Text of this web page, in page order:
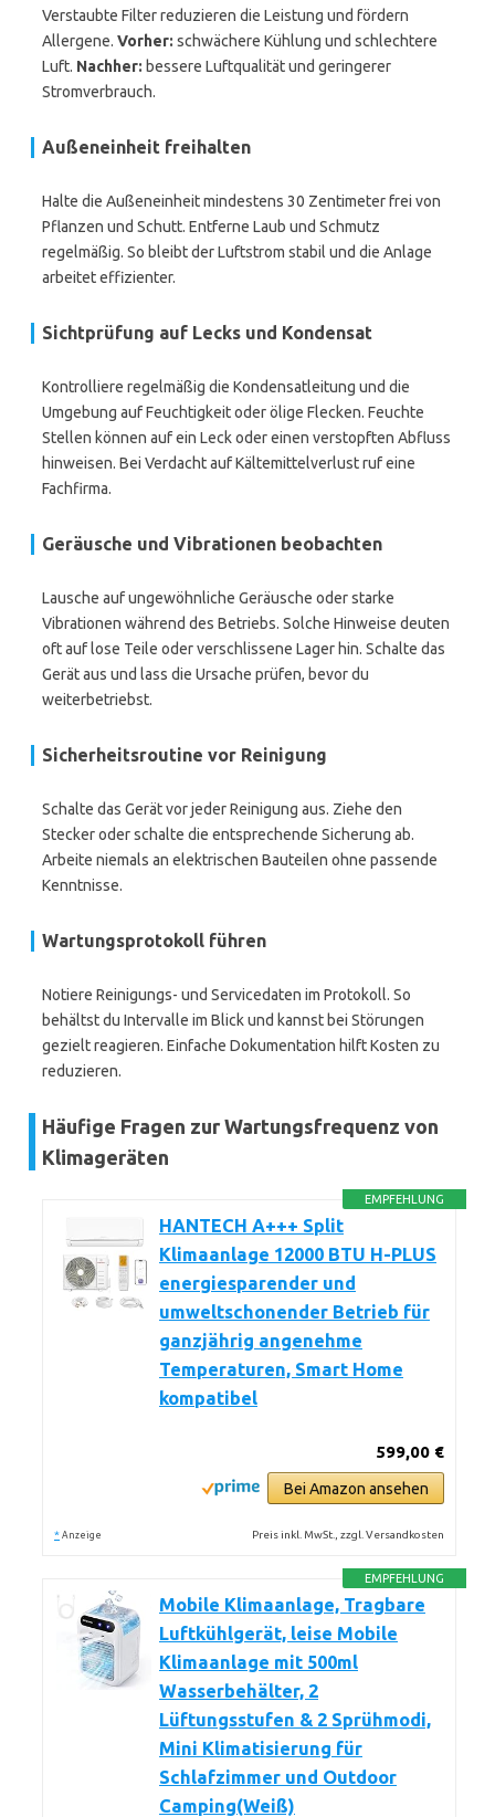
Verstaubte Filter reduzieren die Leistung und fördern
Allergene. Vorher: schwächere Kühlung und schlechtere
Luft. Nachher: bessere Luftqualität und geringerer
Stromverbrauch.
Außeneinheit freihalten
Halte die Außeneinheit mindestens 30 Zentimeter frei von
Pflanzen und Schutt. Entferne Laub und Schmutz
regelmäßig. So bleibt der Luftstrom stabil und die Anlage
arbeitet effizienter.
Sichtprüfung auf Lecks und Kondensat
Kontrolliere regelmäßig die Kondensatleitung und die
Umgebung auf Feuchtigkeit oder ölige Flecken. Feuchte
Stellen können auf ein Leck oder einen verstopften Abfluss
hinweisen. Bei Verdacht auf Kältemittelverlust ruf eine
Fachfirma.
Geräusche und Vibrationen beobachten
Lausche auf ungewöhnliche Geräusche oder starke
Vibrationen während des Betriebs. Solche Hinweise deuten
oft auf lose Teile oder verschlissene Lager hin. Schalte das
Gerät aus und lass die Ursache prüfen, bevor du
weiterbetriebst.
Sicherheitsroutine vor Reinigung
Schalte das Gerät vor jeder Reinigung aus. Ziehe den
Stecker oder schalte die entsprechende Sicherung ab.
Arbeite niemals an elektrischen Bauteilen ohne passende
Kenntnisse.
Wartungsprotokoll führen
Notiere Reinigungs- und Servicedaten im Protokoll. So
behältst du Intervalle im Blick und kannst bei Störungen
gezielt reagieren. Einfache Dokumentation hilft Kosten zu
reduzieren.
Häufige Fragen zur Wartungsfrequenz von
Klimageräten
EMPFEHLUNG
HANTECH A+++ Split
Klimaanlage 12000 BTU H-PLUS
energiesparender und
umweltschonender Betrieb für
ganzjährig angenehme
Temperaturen, Smart Home
kompatibel
599,00 €
Bei Amazon ansehen
* Anzeige Preis inkl. MwSt., zzgl. Versandkosten
EMPFEHLUNG
Mobile Klimaanlage, Tragbare
Luftkühlgerät, leise Mobile
Klimaanlage mit 500ml
Wasserbehälter, 2
Lüftungsstufen & 2 Sprühmodi,
Mini Klimatisierung für
Schlafzimmer und Outdoor
Camping(Weiß)